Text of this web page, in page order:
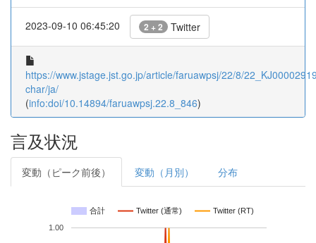
2023-09-10 06:45:20 2 + 2 Twitter
https://www.jstage.jst.go.jp/article/faruawpsj/22/8/
char/ja/
(info:doi/10.14894/faruawpsj.22.8_846)
言及状況
変動（ピーク前後） 変動（月別） 分布
合計 Twitter (通常) Twitter (RT)
1.00